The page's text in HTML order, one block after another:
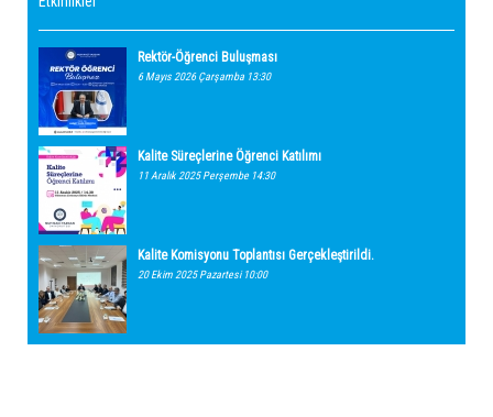
Rektör-Öğrenci Buluşması
6 Mayıs 2026 Çarşamba 13:30
Kalite Süreçlerine Öğrenci Katılımı
11 Aralık 2025 Perşembe 14:30
Kalite Komisyonu Toplantısı Gerçekleştirildi.
20 Ekim 2025 Pazartesi 10:00